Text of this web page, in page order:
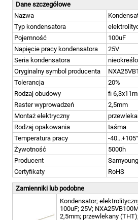
Dane szczegółowe
Nazwa
Typ kondensatora
Pojemność
100uF
Napięcie pracy kondensatora
25V
Seria kondensatora
Oryginalny symbol producenta
Tolerancja
20%
Rodzaj obudowy
fi
Raster wyprowadzeń
2,5mm
Montaż elektryczny
Rodzaj opakowania
taśma
Temperatura pracy
-
Żywotność
5000h
Producent
Samyoung
Certyfikaty
RoHS
Zamienniki lub podobne
Kondensator;
100uF; 25V;
2,5mm; przewlekany